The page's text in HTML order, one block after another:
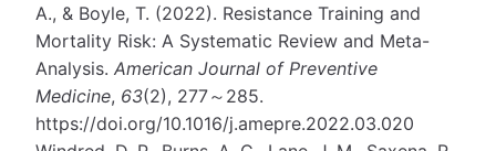
A., & Boyle, T. (2022). Resistance Training and
Mortality Risk: A Systematic Review and Meta-
Analysis. American Journal of Preventive
Medicine, 63(2), 277～285.
https://doi.org/10.1016/j.amepre.2022.03.020